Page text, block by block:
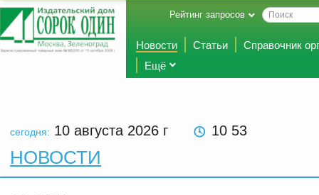
Рейтинг запросов
Новости Статьи
Справочник
Ещё
сегодня: 10 августа 2026 г 10 53
НОВОСТИ